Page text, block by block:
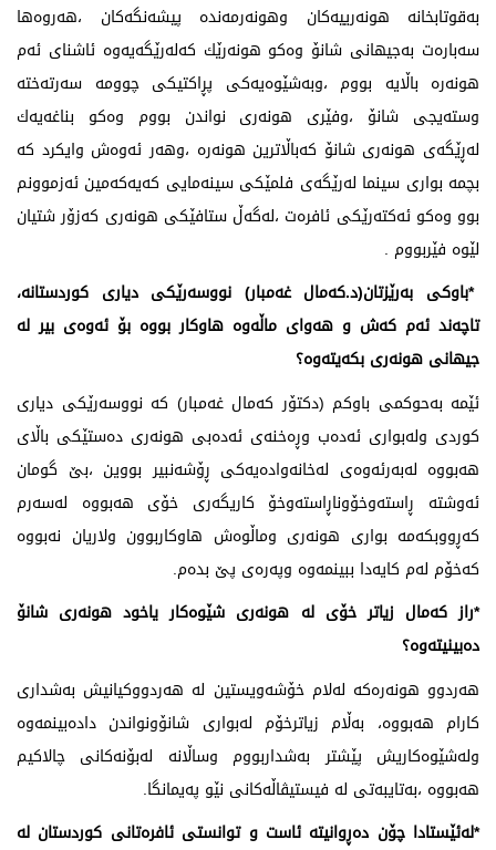
بەقوتابخانە هونەرییەكان وهونەرمەندە پیشەنگەكان ،هەروەها
سەبارەت بەجیهانی شانۆ وەكو هونەرێك كەلەرێگەیەوە ئاشنای ئەم
هونەرە باڵایە بووم ،وبەشێوەیەكی پڕاكتیكی چوومە سەرتەختە
وستەیجی شانۆ ،وفێری هونەری نواندن بووم وەكو بناغەیەك
لەڕێگەی هونەری شانۆ كەباڵاترین هونەرە ،وهەر ئەوەش وایكرد كە
بچمە بواری سینما لەرێگەی فلمێكی سینەمایی كەیەكەمین ئەزموونم
بوو وەكو ئەكتەرێكی ئافرەت ،لەگەڵ ستافێكی هونەری كەزۆر شتیان
لێوە فێربووم .
*باوكی بەرێزتان(د.كەمال غەمبار) نووسەرێكی دیاری كوردستانە،
تاچەند ئەم كەش و هەوای ماڵەوە هاوكار بووە بۆ ئەوەی بیر لە
جیهانی هونەری بكەیتەوە؟
ئێمە بەحوكمی باوكم (دكتۆر كەمال غەمبار) كە نووسەرێكی دیاری
كوردی ولەبواری ئەدەب وڕەخنەی ئەدەبی هونەری دەستێكی باڵای
هەبووە لەبەرئەوەی لەخانەوادەیەكی ڕۆشەنبیر بووین ،بێ گومان
ئەوشتە ڕاستەوخۆوناڕاستەوخۆ كاریگەری خۆی هەبووە لەسەرم
كەڕووبكەمە بواری هونەری وماڵوەش هاوكاربوون ولاریان نەبووە
كەخۆم لەم كایەدا ببینمەوە وپەرەی پێ بدەم.
*راز كەمال زیاتر خۆی لە هونەری شێوەكار یاخود هونەری شانۆ
دەبینیتەوە؟
هەردوو هونەرەكە لەلام خۆشەویستین لە هەردووكیانیش بەشداری
كارام هەبووە، بەڵام زیاترخۆم لەبواری شانۆونواندن دادەبینمەوە
ولەشێوەكاریش پێشتر بەشداربووم وساڵانە لەبۆنەكانی چالاكیم
هەبووە ،بەتایبەتی لە فیستیڤاڵەكانی نێو پەیمانگا.
*لەئێستادا چۆن دەڕوانیتە ئاست و توانستی ئافرەتانی كوردستان لە